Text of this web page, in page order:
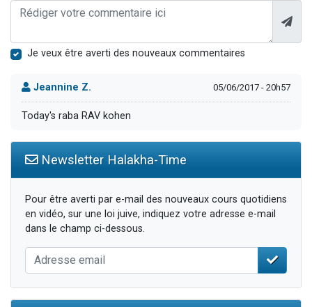
Je veux être averti des nouveaux commentaires
Jeannine Z. 05/06/2017 - 20h57
Today's raba RAV kohen
Newsletter Halakha-Time
Pour être averti par e-mail des nouveaux cours quotidiens
en vidéo, sur une loi juive, indiquez votre adresse e-mail
dans le champ ci-dessous.